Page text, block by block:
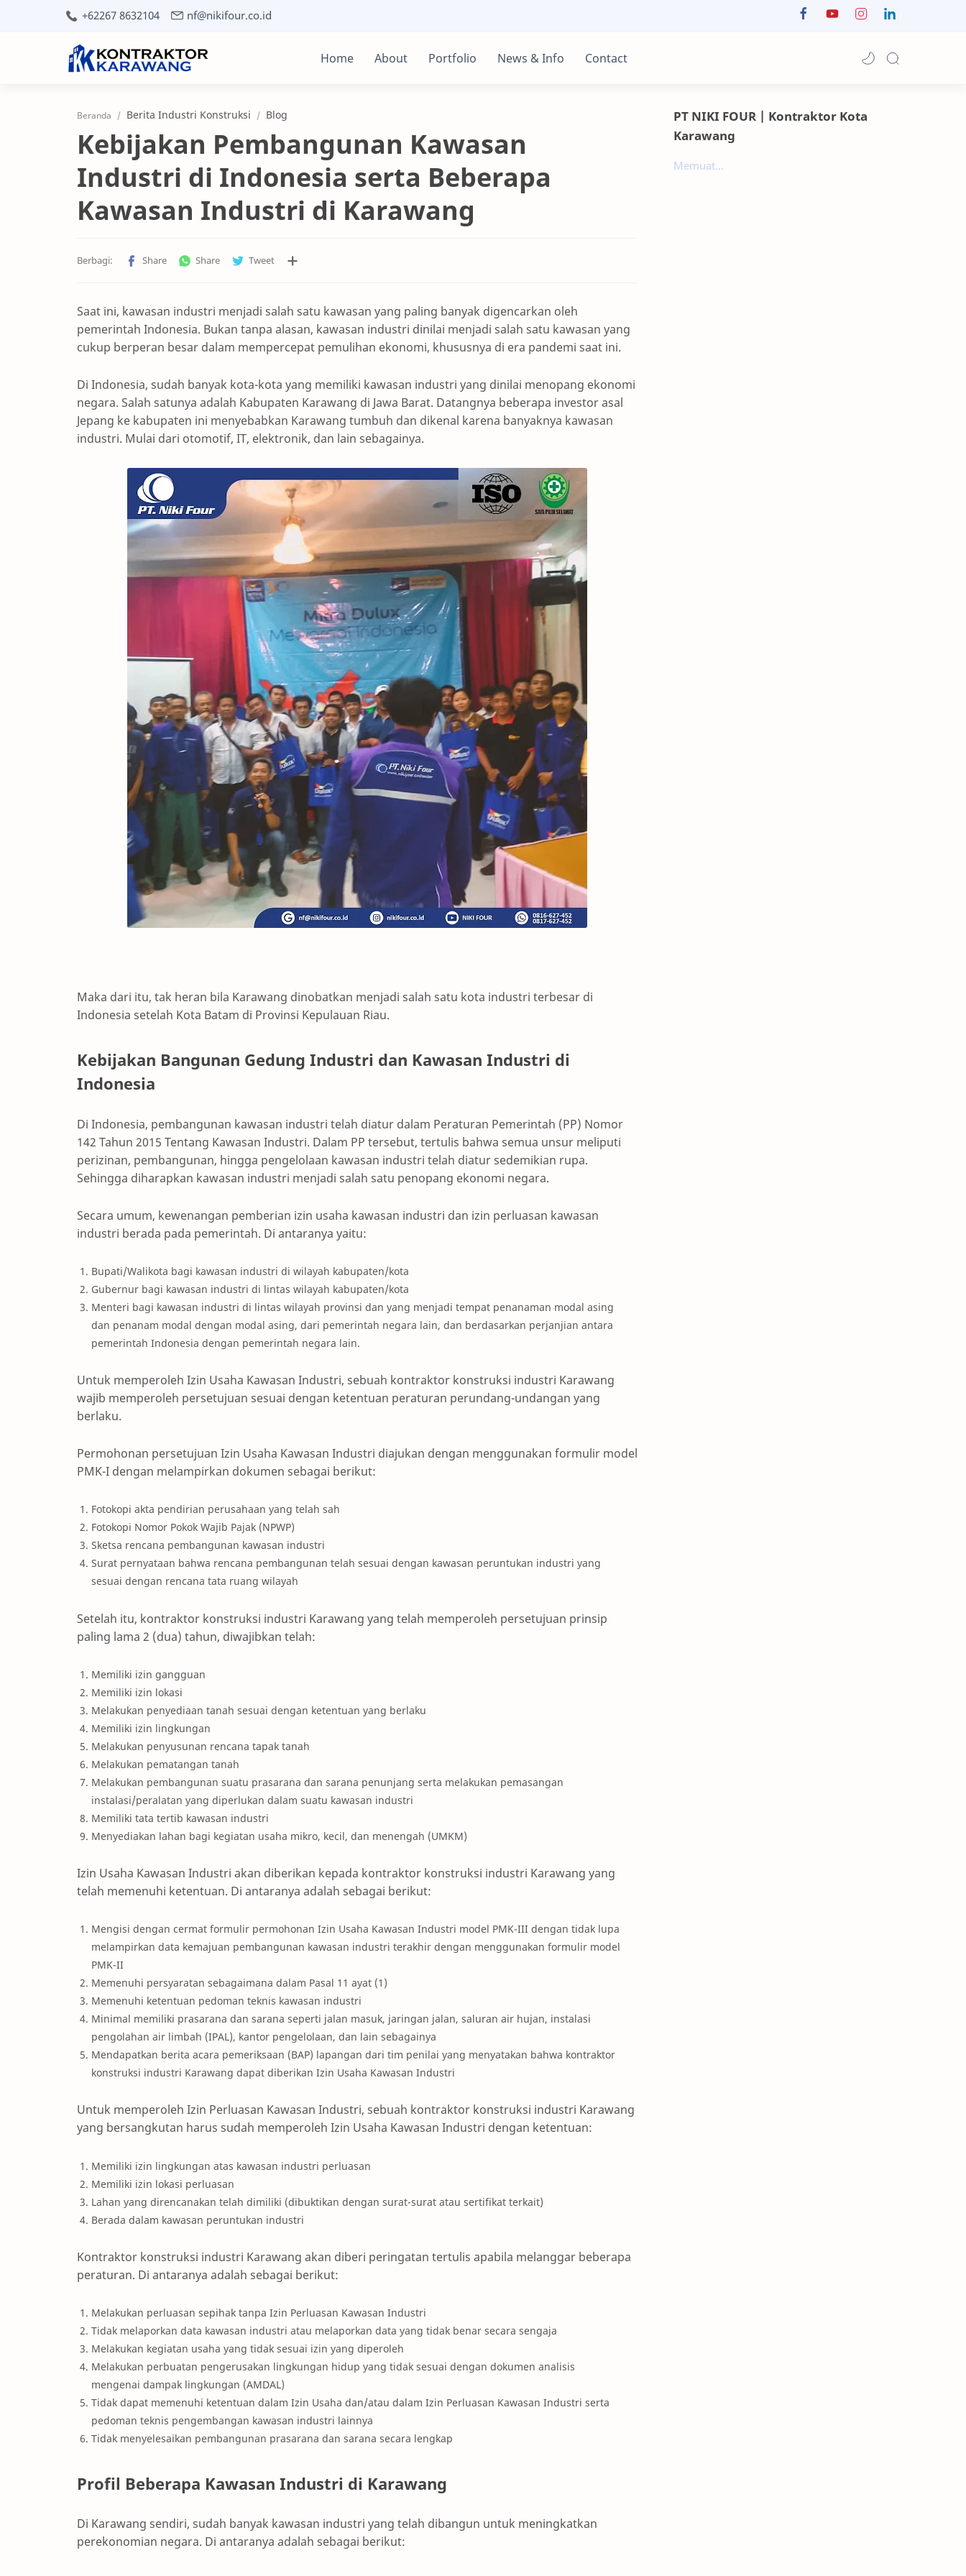
+62267 8632104 nf@nikifour.co.id
Home About Portfolio News & Info Contact
Beranda Berita Industri Konstruksi Blog
Kebijakan Pembangunan Kawasan
Industri di Indonesia serta Beberapa
Kawasan Industri di Karawang
Saat ini, kawasan industri menjadi salah satu kawasan yang paling banyak digencarkan oleh
pemerintah Indonesia. Bukan tanpa alasan, kawasan industri dinilai menjadi salah satu kawasan yang
cukup berperan besar dalam mempercepat pemulihan ekonomi, khususnya di era pandemi saat ini.
Di Indonesia, sudah banyak kota-kota yang memiliki kawasan industri yang dinilai menopang ekonomi
negara. Salah satunya adalah Kabupaten Karawang di Jawa Barat. Datangnya beberapa investor asal
Jepang ke kabupaten ini menyebabkan Karawang tumbuh dan dikenal karena banyaknya kawasan
industri. Mulai dari otomotif, IT, elektronik, dan lain sebagainya.
Maka dari itu, tak heran bila Karawang dinobatkan menjadi salah satu kota industri terbesar di
Indonesia setelah Kota Batam di Provinsi Kepulauan Riau.
Kebijakan Bangunan Gedung Industri dan Kawasan Industri di
Indonesia
Di Indonesia, pembangunan kawasan industri telah diatur dalam Peraturan Pemerintah (PP) Nomor
142 Tahun 2015 Tentang Kawasan Industri. Dalam PP tersebut, tertulis bahwa semua unsur meliputi
perizinan, pembangunan, hingga pengelolaan kawasan industri telah diatur sedemikian rupa.
Sehingga diharapkan kawasan industri menjadi salah satu penopang ekonomi negara.
Secara umum, kewenangan pemberian izin usaha kawasan industri dan izin perluasan kawasan
industri berada pada pemerintah. Di antaranya yaitu:
Bupati/Walikota bagi kawasan industri di wilayah kabupaten/kota
Gubernur bagi kawasan industri di lintas wilayah kabupaten/kota
Menteri bagi kawasan industri di lintas wilayah provinsi dan yang menjadi tempat penanaman modal asing
dan penanam modal dengan modal asing, dari pemerintah negara lain, dan berdasarkan perjanjian antara
pemerintah Indonesia dengan pemerintah negara lain.
Untuk memperoleh Izin Usaha Kawasan Industri, sebuah kontraktor konstruksi industri Karawang
wajib memperoleh persetujuan sesuai dengan ketentuan peraturan perundang-undangan yang
berlaku.
Permohonan persetujuan Izin Usaha Kawasan Industri diajukan dengan menggunakan formulir model
PMK-I dengan melampirkan dokumen sebagai berikut:
Fotokopi akta pendirian perusahaan yang telah sah
Fotokopi Nomor Pokok Wajib Pajak (NPWP)
Sketsa rencana pembangunan kawasan industri
Surat pernyataan bahwa rencana pembangunan telah sesuai dengan kawasan peruntukan industri yang
sesuai dengan rencana tata ruang wilayah
Setelah itu, kontraktor konstruksi industri Karawang yang telah memperoleh persetujuan prinsip
paling lama 2 (dua) tahun, diwajibkan telah:
Memiliki izin gangguan
Memiliki izin lokasi
Melakukan penyediaan tanah sesuai dengan ketentuan yang berlaku
Memiliki izin lingkungan
Melakukan penyusunan rencana tapak tanah
Melakukan pematangan tanah
Melakukan pembangunan suatu prasarana dan sarana penunjang serta melakukan pemasangan
instalasi/peralatan yang diperlukan dalam suatu kawasan industri
Memiliki tata tertib kawasan industri
Menyediakan lahan bagi kegiatan usaha mikro, kecil, dan menengah (UMKM)
Izin Usaha Kawasan Industri akan diberikan kepada kontraktor konstruksi industri Karawang yang
telah memenuhi ketentuan. Di antaranya adalah sebagai berikut:
Mengisi dengan cermat formulir permohonan Izin Usaha Kawasan Industri model PMK-III dengan tidak lupa
melampirkan data kemajuan pembangunan kawasan industri terakhir dengan menggunakan formulir model
PMK-II
Memenuhi persyaratan sebagaimana dalam Pasal 11 ayat (1)
Memenuhi ketentuan pedoman teknis kawasan industri
Minimal memiliki prasarana dan sarana seperti jalan masuk, jaringan jalan, saluran air hujan, instalasi
pengolahan air limbah (IPAL), kantor pengelolaan, dan lain sebagainya
Mendapatkan berita acara pemeriksaan (BAP) lapangan dari tim penilai yang menyatakan bahwa kontraktor
konstruksi industri Karawang dapat diberikan Izin Usaha Kawasan Industri
Untuk memperoleh Izin Perluasan Kawasan Industri, sebuah kontraktor konstruksi industri Karawang
yang bersangkutan harus sudah memperoleh Izin Usaha Kawasan Industri dengan ketentuan:
Memiliki izin lingkungan atas kawasan industri perluasan
Memiliki izin lokasi perluasan
Lahan yang direncanakan telah dimiliki (dibuktikan dengan surat-surat atau sertifikat terkait)
Berada dalam kawasan peruntukan industri
Kontraktor konstruksi industri Karawang akan diberi peringatan tertulis apabila melanggar beberapa
peraturan. Di antaranya adalah sebagai berikut:
Melakukan perluasan sepihak tanpa Izin Perluasan Kawasan Industri
Tidak melaporkan data kawasan industri atau melaporkan data yang tidak benar secara sengaja
Melakukan kegiatan usaha yang tidak sesuai izin yang diperoleh
Melakukan perbuatan pengerusakan lingkungan hidup yang tidak sesuai dengan dokumen analisis
mengenai dampak lingkungan (AMDAL)
Tidak dapat memenuhi ketentuan dalam Izin Usaha dan/atau dalam Izin Perluasan Kawasan Industri serta
pedoman teknis pengembangan kawasan industri lainnya
Tidak menyelesaikan pembangunan prasarana dan sarana secara lengkap
Profil Beberapa Kawasan Industri di Karawang
Di Karawang sendiri, sudah banyak kawasan industri yang telah dibangun untuk meningkatkan
perekonomian negara. Di antaranya adalah sebagai berikut:
PT NIKI FOUR | Kontraktor Kota
Karawang
Memuat...